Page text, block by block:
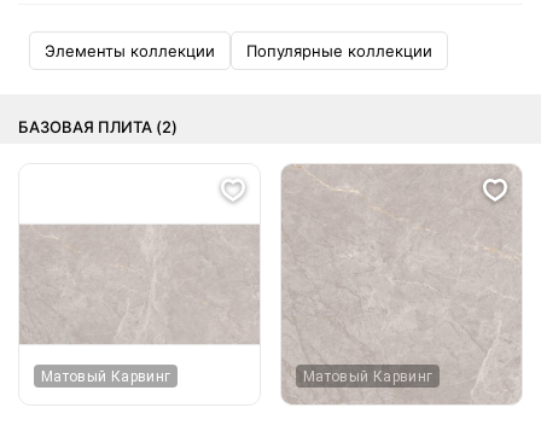
Элементы коллекции Популярные коллекции
БАЗОВАЯ ПЛИТА (2)
Матовый Карвинг Матовый Карвинг